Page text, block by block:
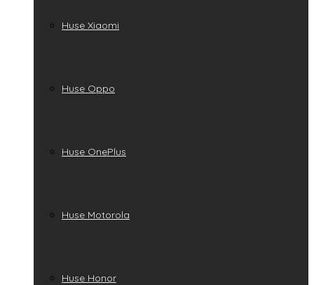
Huse Xiaomi
Huse Oppo
Huse OnePlus
Huse Motorola
Huse Honor